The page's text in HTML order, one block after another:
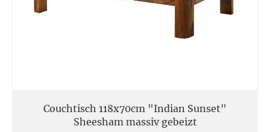
Couchtisch 118x70cm "Indian Sunset"
Sheesham massiv gebeizt